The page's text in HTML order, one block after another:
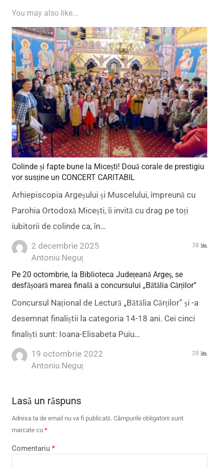
You may also like...
Colinde și fapte bune la Micești! Două corale de prestigiu
vor susține un CONCERT CARITABIL
Arhiepiscopia Argeșului și Muscelului, împreună cu
Parohia Ortodoxă Micești, îi invită cu drag pe toți
iubitorii de colinde ca, în…
2 decembrie 2025
Author
Antoniu Neguț
38
Pe 20 octombrie, la Biblioteca Județeană Argeș, se
desfășoară marea finală a concursului „Bătălia Cărților”
Concursul Național de Lectură „Bătălia Cărților” și -a
desemnat finaliștii la categoria 14-18 ani. Cei cinci
finaliști sunt: Ioana-Elisabeta Puiu…
19 octombrie 2022
Author
Antoniu Neguț
28
Lasă un răspuns
Adresa ta de email nu va fi publicată. Câmpurile obligatorii sunt
marcate cu *
Comentariu *